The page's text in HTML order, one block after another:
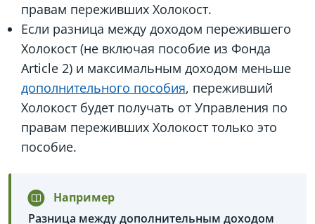
правам переживших Холокост.
Если разница между доходом пережившего
Холокост (не включая пособие из Фонда
Article 2) и максимальным доходом меньше
дополнительного пособия, переживший
Холокост будет получать от Управления по
правам переживших Холокост только это
пособие.
Например
Разница между дополнительным доходом